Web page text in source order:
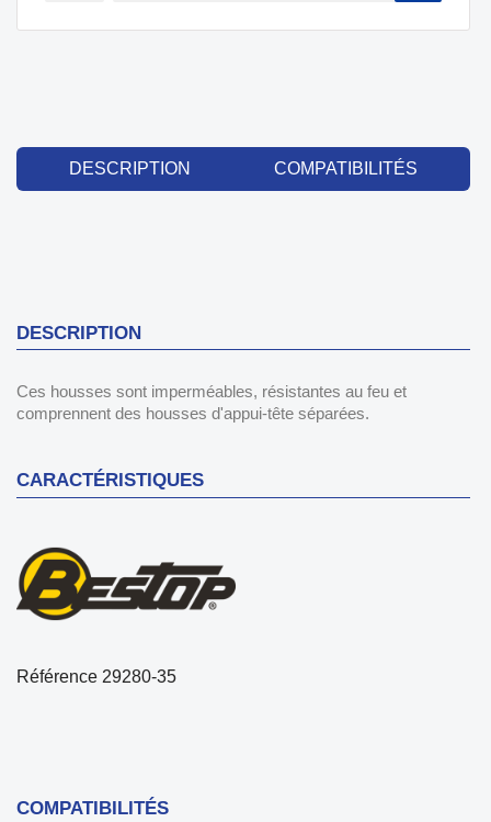
DESCRIPTION COMPATIBILITÉS
DESCRIPTION
Ces housses sont imperméables, résistantes au feu et
comprennent des housses d'appui-tête séparées.
CARACTÉRISTIQUES
Référence 29280-35
COMPATIBILITÉS